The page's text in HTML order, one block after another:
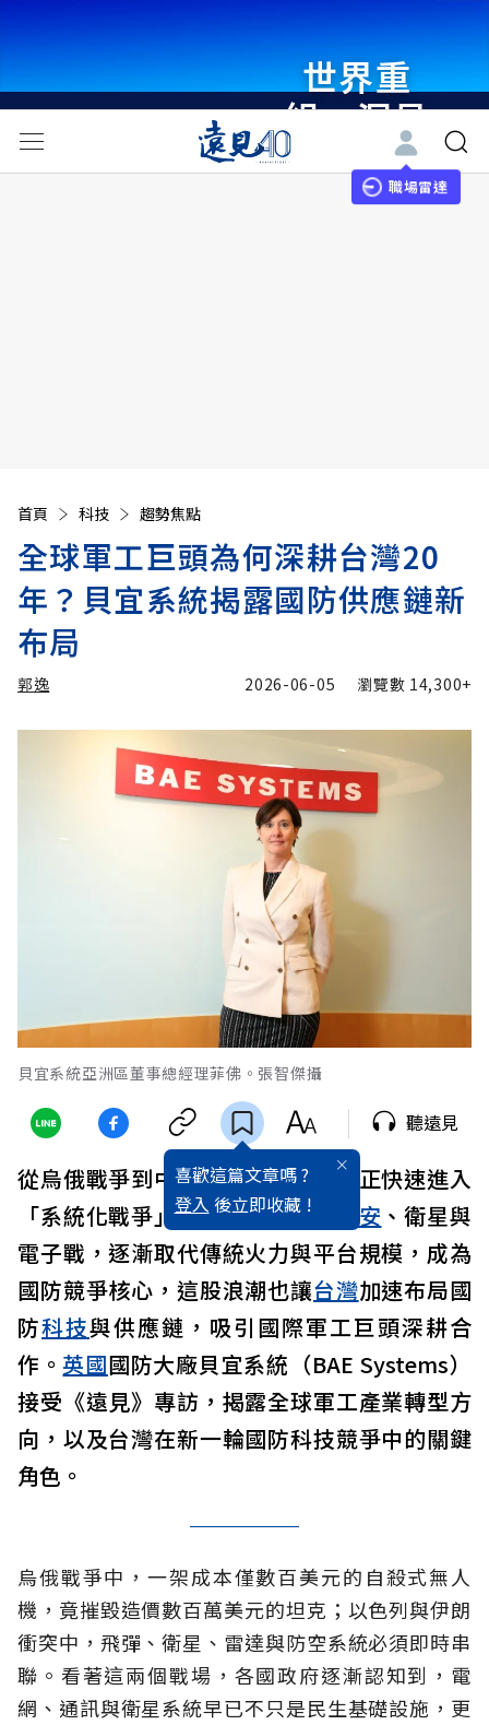
世界重
組・洞見
未來 與
世界領袖
職場雷達
首頁 科技 趨勢焦點
全球軍工巨頭為何深耕台灣20
年？貝宜系統揭露國防供應鏈新
布局
郭逸 2026-06-05 瀏覽數 14,300+
貝宜系統亞洲區董事總經理菲佛。張智傑攝
喜歡這篇文章嗎 ?
登入 後立即收藏 !
聽遠見
從烏俄戰爭到中東衝突，全球戰場正快速進入
「系統化戰爭」時代。無人機 資安 、衛星與
電子戰，逐漸取代傳統火力與平台規模，成為
國防競爭核心，這股浪潮也讓台灣加速布局國
防科技與供應鏈，吸引國際軍工巨頭深耕合
作。英國國防大廠貝宜系統（BAE Systems）
接受《遠見》專訪，揭露全球軍工產業轉型方
向，以及台灣在新一輪國防科技競爭中的關鍵
角色。
烏俄戰爭中，一架成本僅數百美元的自殺式無人
機，竟摧毀造價數百萬美元的坦克；以色列與伊朗
衝突中，飛彈、衛星、雷達與防空系統必須即時串
聯。看著這兩個戰場，各國政府逐漸認知到，電
網、通訊與衛星系統早已不只是民生基礎設施，更